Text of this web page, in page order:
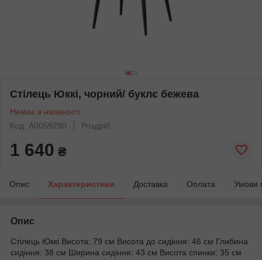
Стілець Юккі, чорний/ буклє бежева
Немає в наявності
Код: А0059290
Роздріб
1 640 ₴
Опис Характеристики Доставка Оплата Умови
Опис
Стілець Юккі Висота: 79 см Висота до сидіння: 46 см Глибина
сидіння: 38 см Ширина сидіння: 43 см Висота спинки: 35 см